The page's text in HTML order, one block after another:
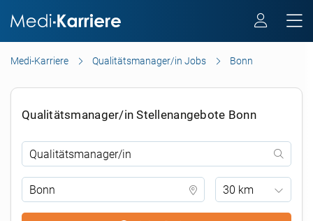
Medi-Karriere Qualitätsmanager/in Jobs Bonn
Qualitätsmanager/in Stellenangebote Bonn
30 km